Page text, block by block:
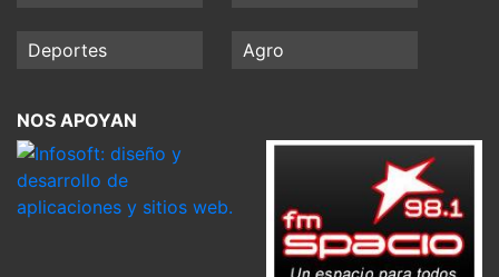
Deportes Agro
NOS APOYAN